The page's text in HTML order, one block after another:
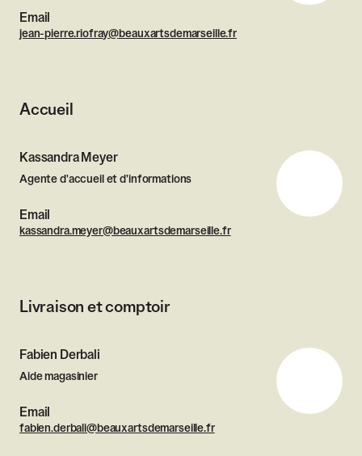
Email
jean-pierre.riofray@beauxartsdemarseille.fr
Accueil
Kassandra Meyer
Agente d'accueil et d'informations
Email
kassandra.meyer@beauxartsdemarseille.fr
Livraison et comptoir
Fabien Derbali
Aide magasinier
Email
fabien.derbali@beauxartsdemarseille.fr